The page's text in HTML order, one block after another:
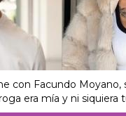
con Facundo Moyano,
era mía y ni siquiera